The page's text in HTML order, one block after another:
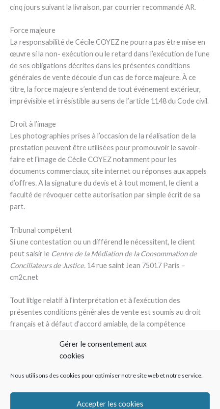
Gérer le consentement aux
cookies
Nous utilisons des cookies pour optimiser notre site web et notre service.
Accepter les cookies
cinq jours suivant la livraison, par courrier recommandé AR.
Force majeure
La responsabilité de Cécile COYEZ ne pourra pas être mise en
œuvre si la non- exécution ou le retard dans l’exécution de l’une
de ses obligations décrites dans les présentes conditions
générales de vente découle d’un cas de force majeure. À ce
titre, la force majeure s’entend de tout événement extérieur,
imprévisible et irrésistible au sens de l’article 1148 du Code civil.
Droit à l’image
Les photographies prises à l’occasion de la réalisation de la
prestation peuvent être utilisées pour promouvoir le savoir-
faire et l’image de Cécile COYEZ notamment pour les
documents commerciaux, site internet ou réponses aux appels
d’offres. A la signature du devis et à tout moment, le client a
faculté de révoquer cette autorisation par simple écrit de sa
part.
Tribunal compétent
Si une contestation ou un différend le nécessitent, le client
peut saisir le Centre de la Médiation de la Consommation de
Conciliateurs de Justice. 14 rue saint Jean 75017 Paris –
cm2c.net
Tout litige relatif à l’interprétation et à l’exécution des
présentes conditions générales de vente est soumis au droit
français et à défaut d’accord amiable, de la compétence